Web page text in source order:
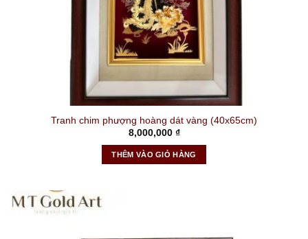
Tranh chim phượng hoàng dát vàng (40x65cm)
8,000,000 ₫
THÊM VÀO GIỎ HÀNG